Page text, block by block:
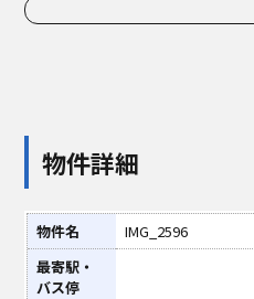
物件詳細
物件名
IMG_2596
最寄駅・
バス停